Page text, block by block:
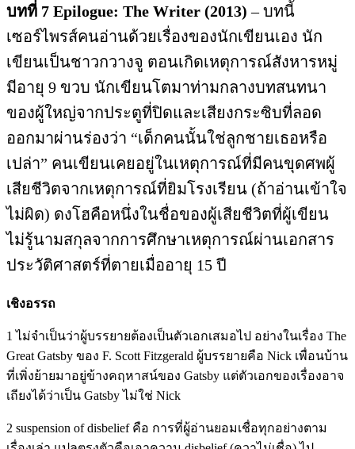
บทที่ 7 Epilogue: The Writer (2013) – บทนี้
เซอร์ไพรส์คนอ่านด้วยเรื่องของนักเขียนเอง นัก
เขียนเป็นชาวกวางจู ตอนเกิดเหตุการณ์สังหารหมู่
มีอายุ 9 ขวบ นักเขียนโตมาท่ามกลางบทสนทนา
ของผู้ใหญ่จากประตูที่ปิดและเสียงกระซิบที่ลอด
ออกมาผ่านร่องว่า “เด็กคนนั้นใช่ลูกชายเธอหรือ
เปล่า” คนเขียนเคยอยู่ในเหตุการณ์ที่มีคนขุดศพผู้
เสียชีวิตจากเหตุการณ์ที่ยิมโรงเรียน (ถ้าอ่านเข้าใจ
ไม่ผิด) ดงโฮคือหนึ่งในชื่อของผู้เสียชีวิตที่ผู้เขียน
ไม่รู้นามสกุลจากการศึกษาเหตุการณ์ผ่านเอกสาร
ประวัติศาสตร์ที่ตายเมื่ออายุ 15 ปี
เชิงอรรถ
1 ไม่จำเป็นว่าผู้บรรยายต้องเป็นตัวเอกเสมอไป อย่างในเรื่อง The
Great Gatsby ของ F. Scott Fitzgerald ผู้บรรยายคือ Nick เพื่อนบ้าน
ที่เพิ่งย้ายมาอยู่ข้างคฤหาสน์ของ Gatsby แต่ตัวเอกของเรื่องอาจ
เถียงได้ว่าเป็น Gatsby ไม่ใช่ Nick
2 suspension of disbelief คือ การที่ผู้อ่านยอมเชื่อทุกอย่างตาม